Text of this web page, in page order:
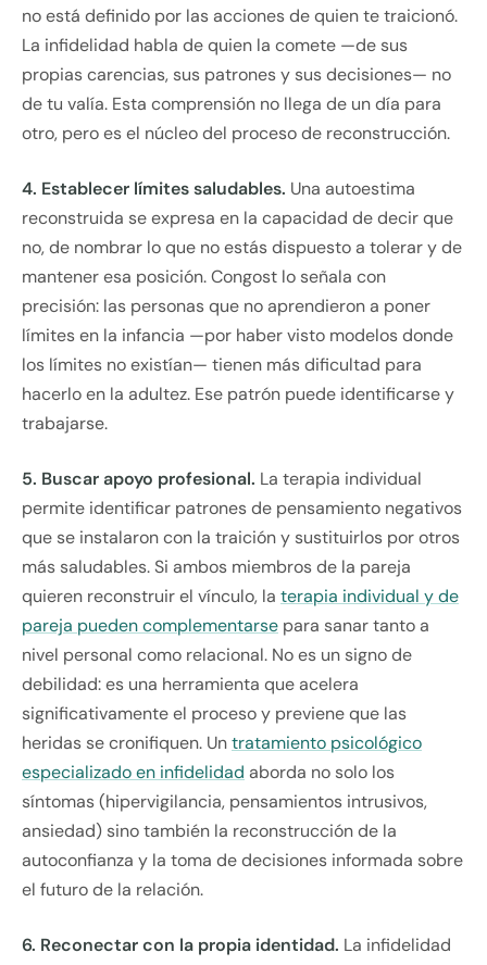
no está definido por las acciones de quien te traicionó.
La infidelidad habla de quien la comete —de sus
propias carencias, sus patrones y sus decisiones— no
de tu valía. Esta comprensión no llega de un día para
otro, pero es el núcleo del proceso de reconstrucción.
4. Establecer límites saludables. Una autoestima
reconstruida se expresa en la capacidad de decir que
no, de nombrar lo que no estás dispuesto a tolerar y de
mantener esa posición. Congost lo señala con
precisión: las personas que no aprendieron a poner
límites en la infancia —por haber visto modelos donde
los límites no existían— tienen más dificultad para
hacerlo en la adultez. Ese patrón puede identificarse y
trabajarse.
5. Buscar apoyo profesional. La terapia individual
permite identificar patrones de pensamiento negativos
que se instalaron con la traición y sustituirlos por otros
más saludables. Si ambos miembros de la pareja
quieren reconstruir el vínculo, la terapia individual y de
pareja pueden complementarse para sanar tanto a
nivel personal como relacional. No es un signo de
debilidad: es una herramienta que acelera
significativamente el proceso y previene que las
heridas se cronifiquen. Untratamiento psicológico
especializado en infidelidad aborda no solo los
síntomas (hipervigilancia, pensamientos intrusivos,
ansiedad) sino también la reconstrucción de la
autoconfianza y la toma de decisiones informada sobre
el futuro de la relación.
6. Reconectar con la propia identidad. La infidelidad